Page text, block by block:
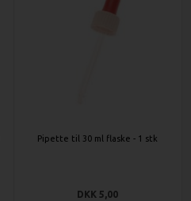
Pipette til 30 ml flaske - 1 stk
DKK 5,00